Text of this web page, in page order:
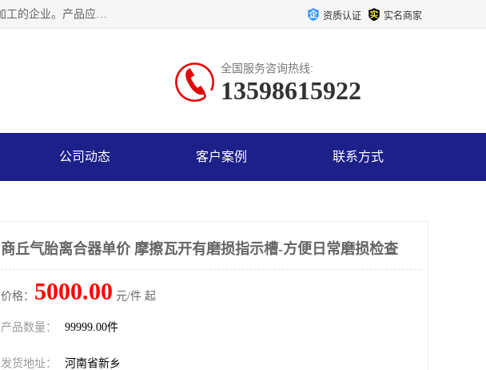
河南大林橡胶通信器材有限公司是一个专注于各种橡胶件、离合器及配件、泥浆泵及配件等产品设计制造和加工的企业。产品应用于矿山、冶金、石油、钢铁、化工、水泥、船舶、造纸、通用机械等各种大功率机械传动或制动装置。 资质认证 实名商家
全国服务咨询热线:
13598615922
公司动态 客户案例 联系方式
商丘气胎离合器单价 摩擦瓦开有磨损指示槽-方便日常磨损检查
价格： 5000.00 元/件 起
产品数量： 99999.00件
发货地址： 河南省新乡